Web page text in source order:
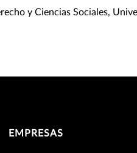
y Ciencias Sociales,
EMPRESAS